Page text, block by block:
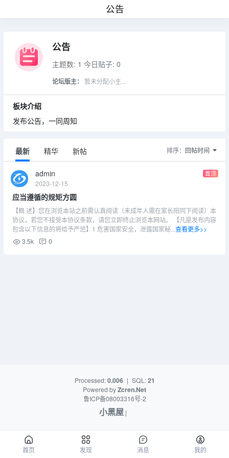
公告
公告
主题数: 1 今日贴子: 0
论坛版主： 暂未分配小主...
板块介绍
发布公告，一同周知
最新 精华 新帖 排序： 回帖时间
admin 置顶
2023-12-15
应当遵循的规矩方圆
【概 述】您在浏览本站之前需认真阅读（未成年人需在家长陪同下阅读）本
协议，若您不接受本协议条款，请您立即终止浏览本网站。 【凡是发布内容
包含以下信息的将给予严惩】1 危害国家安全，泄露国家秘...查看更多>>
3.5k
0
Processed:0.006 | SQL:21
Powered byZcren.Net
鲁ICP备08003316号-2
小黑屋|
首页 发现 消息 我的